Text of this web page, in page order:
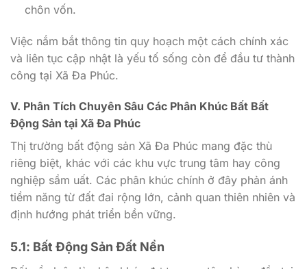
chôn vốn.
Việc nắm bắt thông tin quy hoạch một cách chính xác
và liên tục cập nhật là yếu tố sống còn để đầu tư thành
công tại Xã Đa Phúc.
V. Phân Tích Chuyên Sâu Các Phân Khúc Bất Bất
Động Sản tại Xã Đa Phúc
Thị trường bất động sản Xã Đa Phúc mang đặc thù
riêng biệt, khác với các khu vực trung tâm hay công
nghiệp sầm uất. Các phân khúc chính ở đây phản ánh
tiềm năng từ đất đai rộng lớn, cảnh quan thiên nhiên và
định hướng phát triển bền vững.
5.1: Bất Động Sản Đất Nền